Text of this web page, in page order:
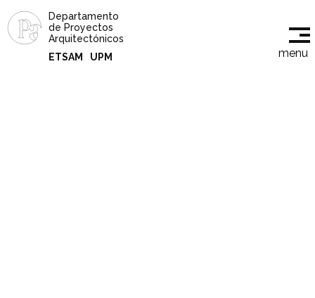
Departamento
de Proyectos
Arquitectónicos
ETSAM
UPM menu